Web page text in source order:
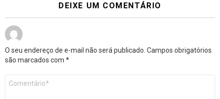
DEIXE UM COMENTÁRIO
O seu endereço de e-mail não será publicado. Campos obrigatórios
são marcados com *